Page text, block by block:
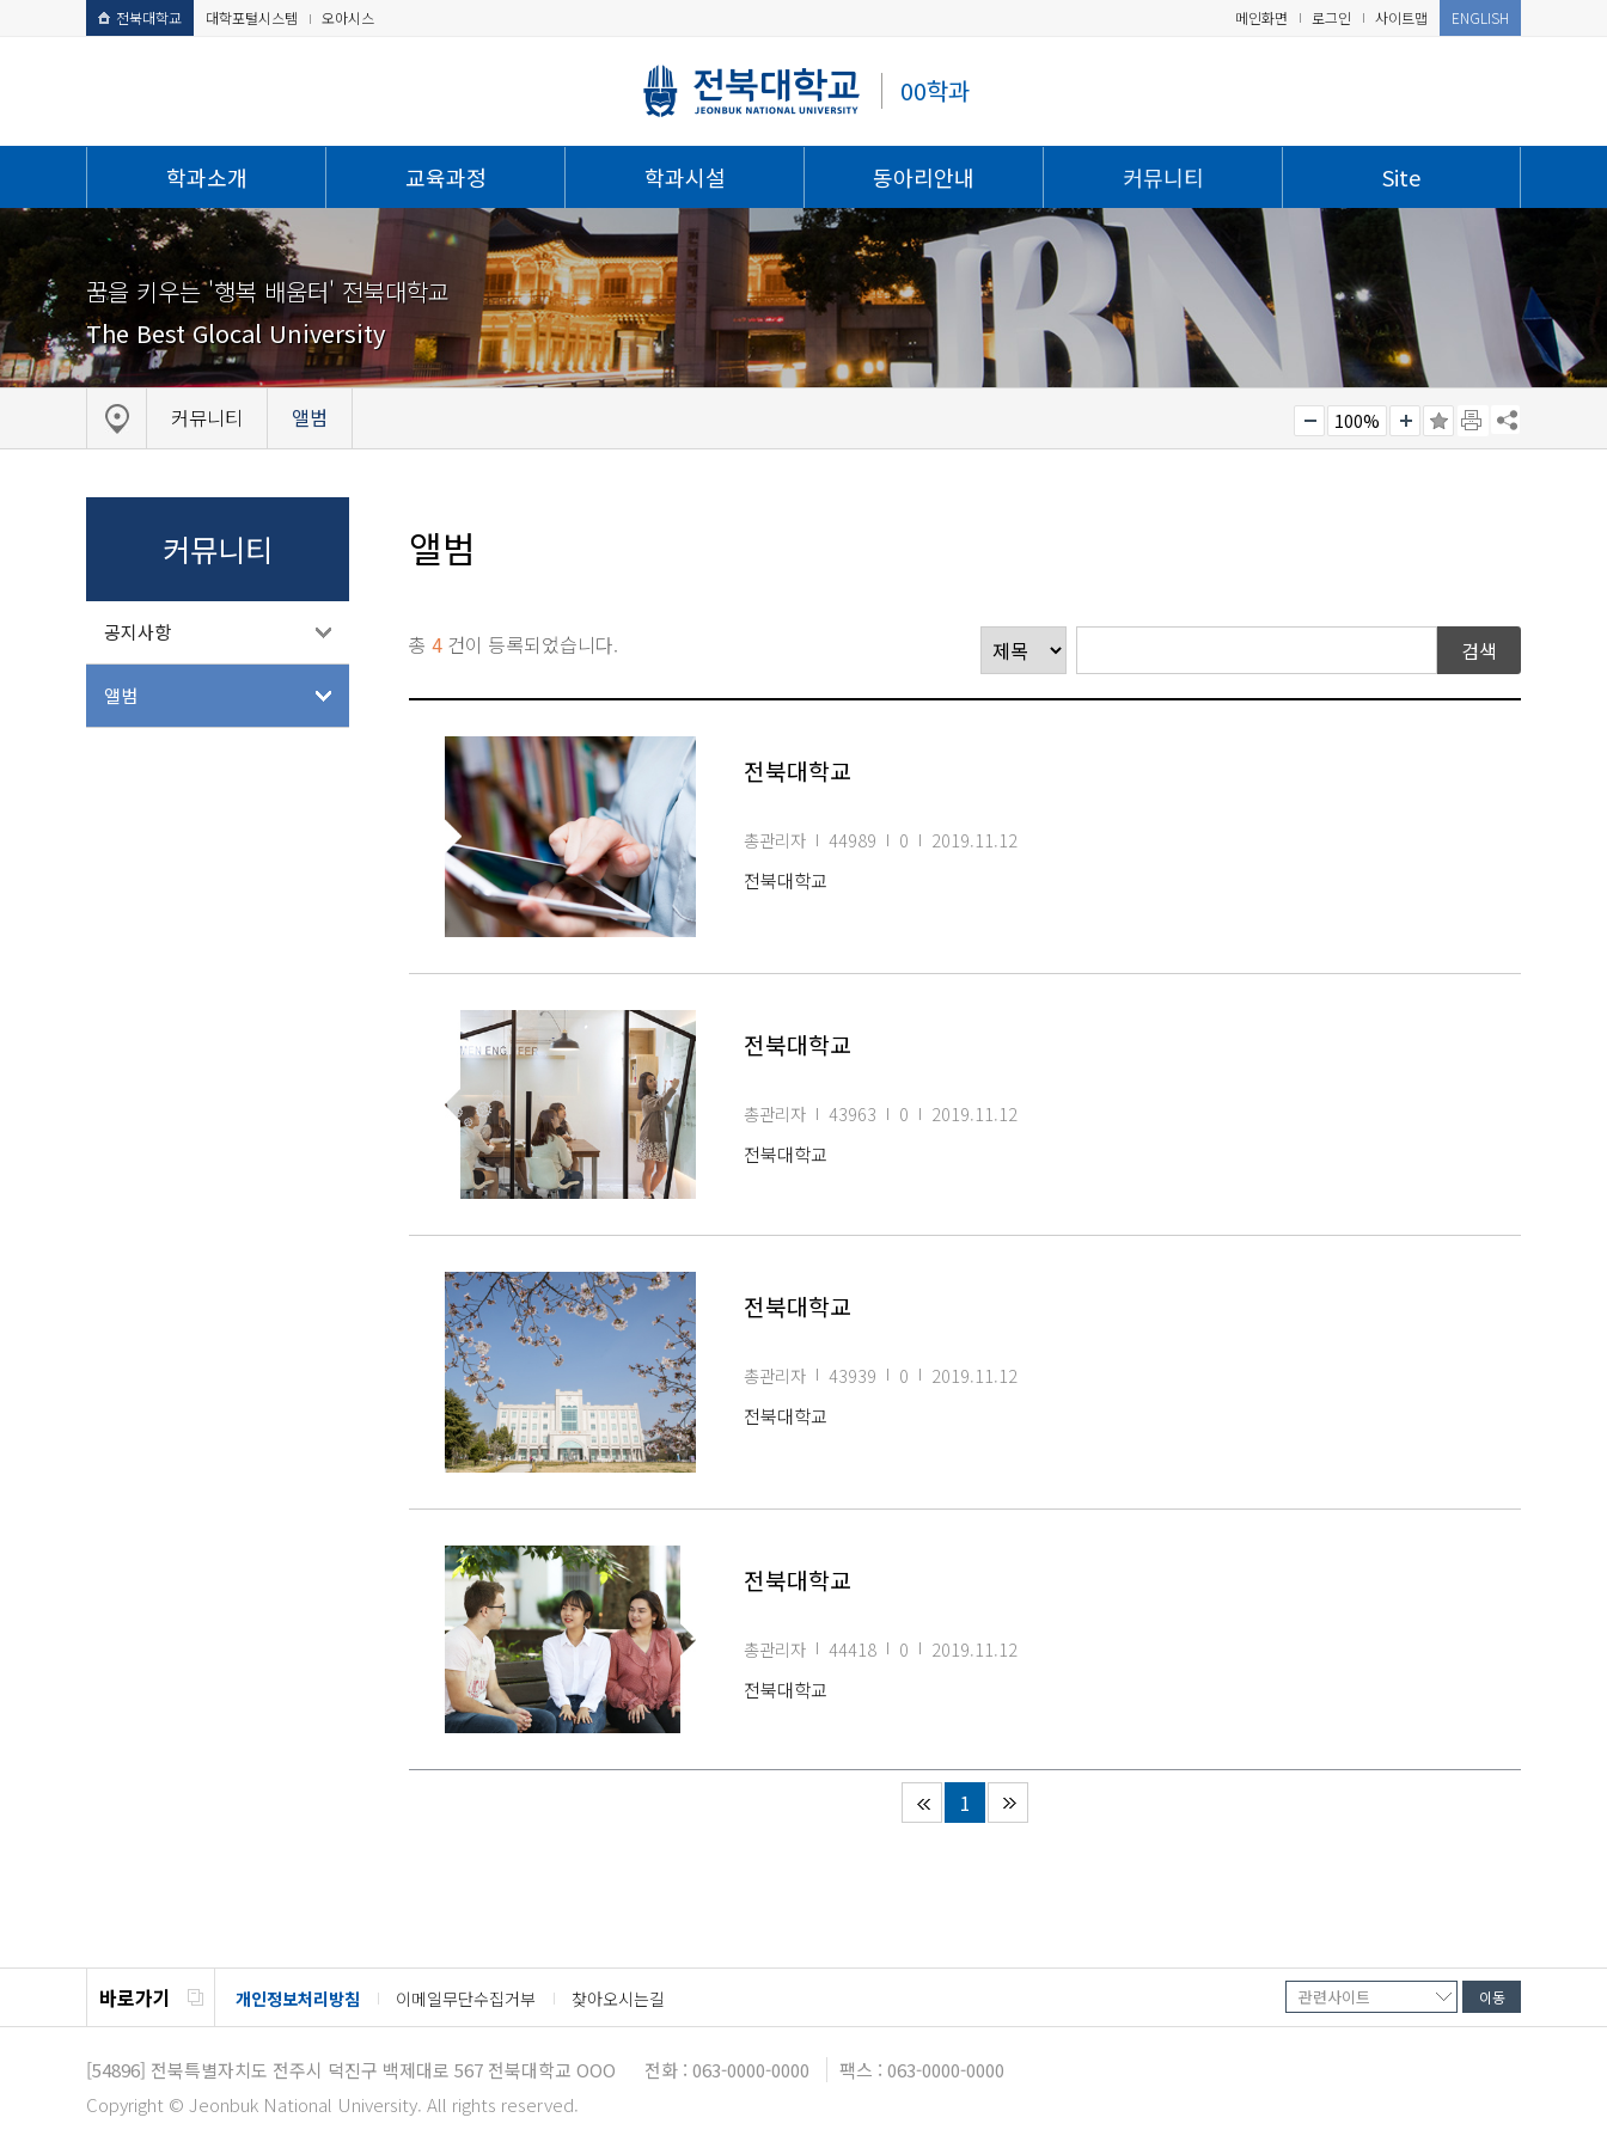
전북대학교 대학포털시스템 오아시스
00학과
메인화면 로그인 사이트맵 ENGLISH
학과소개 교육과정 학과시설 동아리안내 커뮤니티 Site
꿈을 키우는 '행복 배움터' 전북대학교
The Best Glocal University
커뮤니티 앨범 100%
커뮤니티
공지사항
앨범
앨범
총 4 건이 등록되었습니다.
전북대학교
총관리자 44989 0 2019.11.12
전북대학교
전북대학교
총관리자 43963 0 2019.11.12
전북대학교
전북대학교
총관리자 43939 0 2019.11.12
전북대학교
전북대학교
총관리자 44418 0 2019.11.12
전북대학교
1
바로가기 개인정보처리방침 이메일무단수집거부 찾아오시는길
[54896] 전북특별자치도 전주시 덕진구 백제대로 567 전북대학교 OOO 전화 : 063-0000-0000
팩스 : 063-0000-0000
Copyright © Jeonbuk National University. All rights reserved.